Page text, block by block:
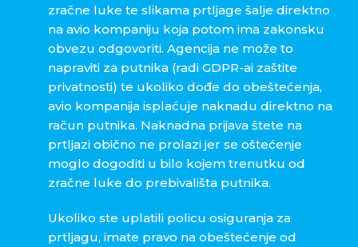
zračne luke te slikama prtljage šalje direktno
na avio kompaniju koja potom ima zakonsku
obvezu odgovoriti. Agencija ne može to
napraviti za putnika (radi GDPR-ai zaštite
privatnosti) te ukoliko dođe do obeštećenja,
avio kompanija isplaćuje naknadu direktno na
račun putnika. Naknadna prijava štete na
prtljazi obično ne prolazi jer se oštećenje
moglo dogoditi u bilo kojem trenutku od
zračne luke do prebivališta putnika.
Ukoliko ste uplatili policu osiguranja za
prtljagu, imate pravo na obeštećenje od